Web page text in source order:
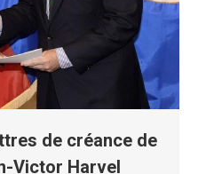
de créance de
Victor Harvel